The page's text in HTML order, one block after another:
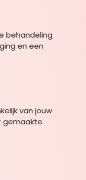
behandeling
en een
van jouw
gemaakte